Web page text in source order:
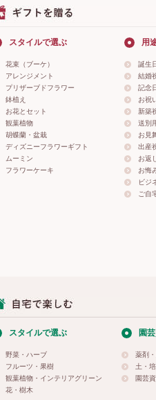
スタイルで選ぶ
花束（ブーケ）
アレンジメント
プリザーブドフラワー
鉢植え
お花とセット
観葉植物
胡蝶蘭・盆栽
ディズニーフラワーギフト
ムーミン
フラワーケーキ
用
誕生
結婚
記念
お祝
新築
送別
お見
出産
お返
お悔
ビジ
ご自
スタイルで選ぶ
野菜・ハーブ
フルーツ・果樹
観葉植物・インテリアグリーン
花・樹木
園
薬剤
土・
園芸